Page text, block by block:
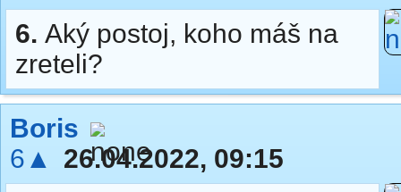
6. Aký postoj, koho máš na
zreteli?
Boris
6▲
26.04.2022, 09:15